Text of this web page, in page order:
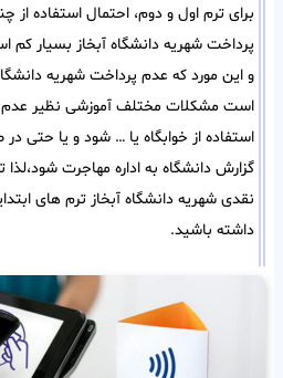
برای ترم اول و دوم، احتمال استفاده از
پرداخت شهریه دانشگاه آبخاز بسیار کم
و این مورد که عدم پرداخت شهریه
است مشکلات مختلف آموزشی نظیر عدم
استفاده از خوابگاه یا … شود و یا حتی
گزارش دانشگاه به اداره مهاجرت
نقدی شهریه دانشگاه آبخاز ترم های
داشته باشید.